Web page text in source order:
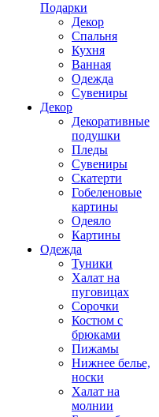
Подарки
Декор
Спальня
Кухня
Ванная
Одежда
Сувениры
Декор
Декоративные
подушки
Пледы
Сувениры
Скатерти
Гобеленовые
картины
Одеяло
Картины
Одежда
Туники
Халат на
пуговицах
Сорочки
Костюм с
брюками
Пижамы
Нижнее белье,
носки
Халат на
молнии